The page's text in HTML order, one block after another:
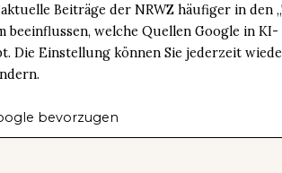
Beiträge der NRWZ häufiger in den
beeinflussen, welche Quellen Google in KI-
Die Einstellung können Sie jederzeit
bevorzugen